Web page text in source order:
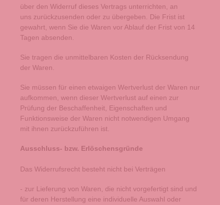
über den Widerruf dieses Vertrags unterrichten, an
uns zurückzusenden oder zu übergeben. Die Frist ist
gewahrt, wenn Sie die Waren vor Ablauf der Frist von 14
Tagen absenden.
Sie tragen die unmittelbaren Kosten der Rücksendung
der Waren.
Sie müssen für einen etwaigen Wertverlust der Waren nur
aufkommen, wenn dieser Wertverlust auf einen zur
Prüfung der Beschaffenheit, Eigenschaften und
Funktionsweise der Waren nicht notwendigen Umgang
mit ihnen zurückzuführen ist.
Ausschluss- bzw. Erlöschensgründe
Das Widerrufsrecht besteht nicht bei Verträgen
- zur Lieferung von Waren, die nicht vorgefertigt sind und
für deren Herstellung eine individuelle Auswahl oder